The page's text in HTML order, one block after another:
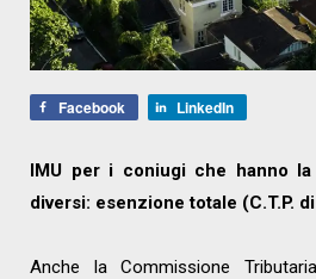
Facebook LinkedIn
IMU per i coniugi che hanno
diversi: esenzione totale (C.T.P.
Anche la Commissione